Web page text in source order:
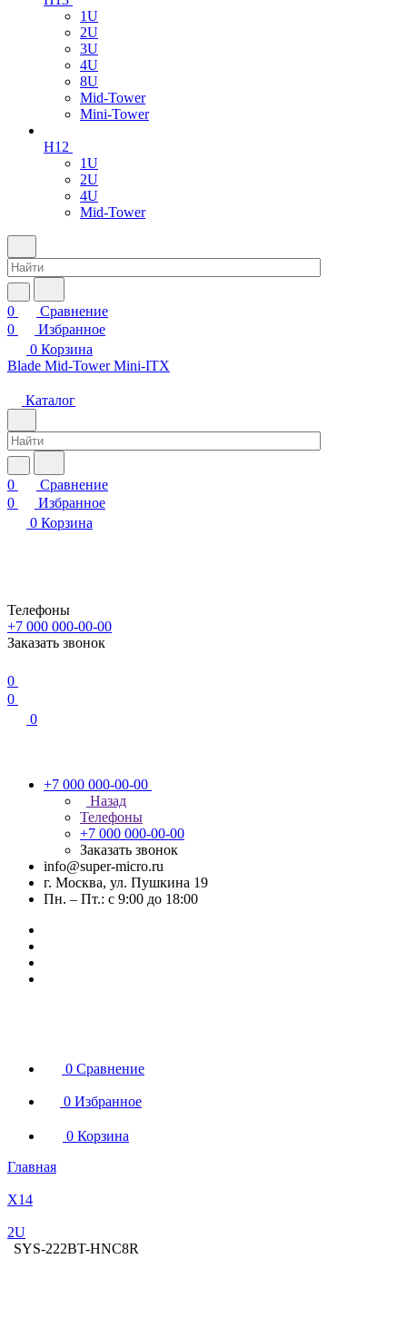
1U
2U
3U
4U
8U
Mid-Tower
Mini-Tower
H12
1U
2U
4U
Mid-Tower
0
Сравнение
0
Избранное
0 Корзина
Blade Mid-Tower Mini-ITX
Каталог
0
Сравнение
0
Избранное
0 Корзина
Телефоны
+7 000 000-00-00
Заказать звонок
0
0
0
+7 000 000-00-00
Назад
Телефоны
+7 000 000-00-00
Заказать звонок
info@super-micro.ru
г. Москва, ул. Пушкина 19
Пн. – Пт.: с 9:00 до 18:00
0 Сравнение
0 Избранное
0 Корзина
Главная
X14
2U
SYS-222BT-HNC8R